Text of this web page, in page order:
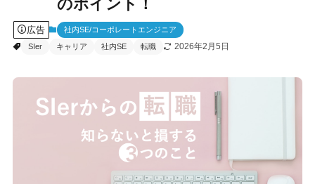
のポイント！
広告
社内SE/コーポレートエンジニア
SIer
キャリア 社内SE 転職 2026年2月5日